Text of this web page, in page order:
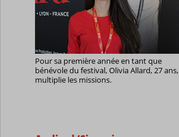
Pour sa première année en tant que
bénévole du festival, Olivia Allard, 27 ans,
multiplie les missions.